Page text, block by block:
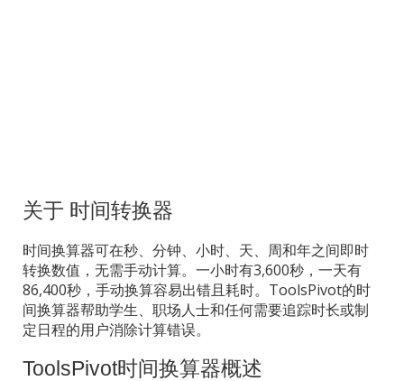
关于 时间转换器
时间换算器可在秒、分钟、小时、天、周和年之间即时
转换数值，无需手动计算。一小时有3,600秒，一天有
86,400秒，手动换算容易出错且耗时。ToolsPivot的时
间换算器帮助学生、职场人士和任何需要追踪时长或制
定日程的用户消除计算错误。
ToolsPivot时间换算器概述